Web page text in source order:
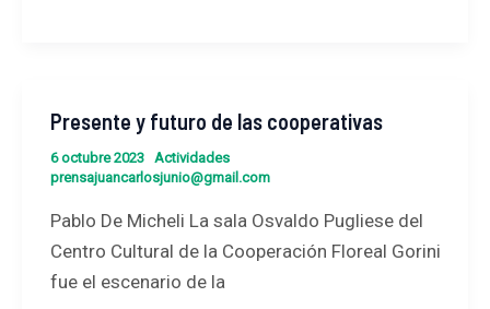
Presente y futuro de las cooperativas
6 octubre 2023 Actividades
prensajuancarlosjunio@gmail.com
Pablo De Micheli La sala Osvaldo Pugliese del
Centro Cultural de la Cooperación Floreal Gorini
fue el escenario de la
Presente
y
futuro
de
las
cooperativas